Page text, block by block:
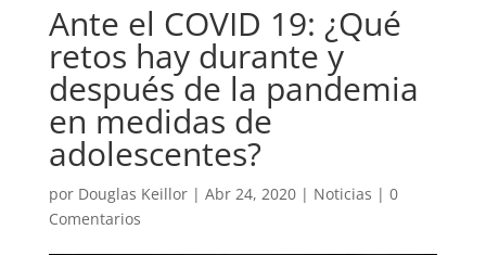
Ante el COVID 19: ¿Qué
retos hay durante y
después de la pandemia
en medidas de
adolescentes?
por Douglas Keillor| Abr 24, 2020| Noticias | 0
Comentarios